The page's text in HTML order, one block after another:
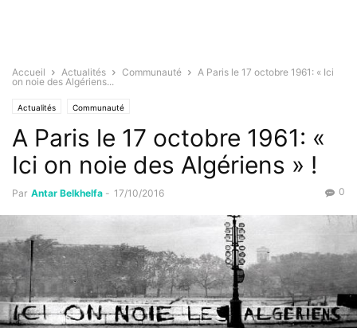
Accueil Actualités Communauté
A Paris le 17 octobre 1961: « Ici
on noie des Algériens...
Actualités Communauté
A Paris le 17 octobre 1961: «
Ici on noie des Algériens » !
Par Antar Belkhelfa - 17/10/2016 0